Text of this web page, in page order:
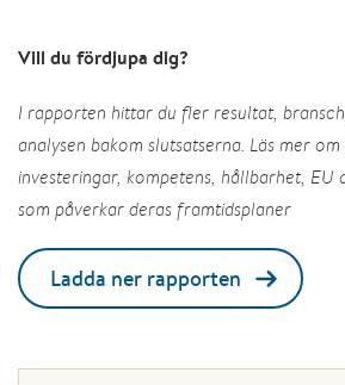
Vill du fördjupa dig?
I rapporten hittar du fler resultat,
analysen bakom slutsatserna. Läs mer
investeringar, kompetens, hållbarhet, EU
som påverkar deras framtidsplaner
Ladda ner rapporten